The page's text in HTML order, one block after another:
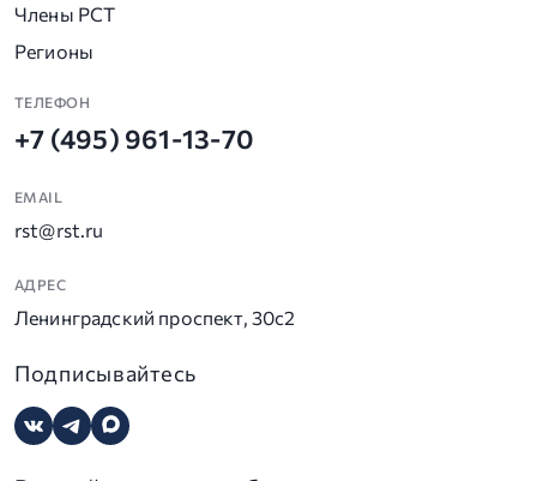
Члены РСТ
Регионы
ТЕЛЕФОН
+7 (495) 961-13-70
EMAIL
rst@rst.ru
АДРЕС
Ленинградский проспект, 30с2
Подписывайтесь